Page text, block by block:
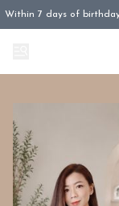
Within 7 days of